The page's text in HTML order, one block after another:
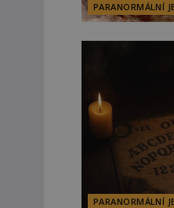
PARANORMÁLNÍ
PARANORMÁLNÍ